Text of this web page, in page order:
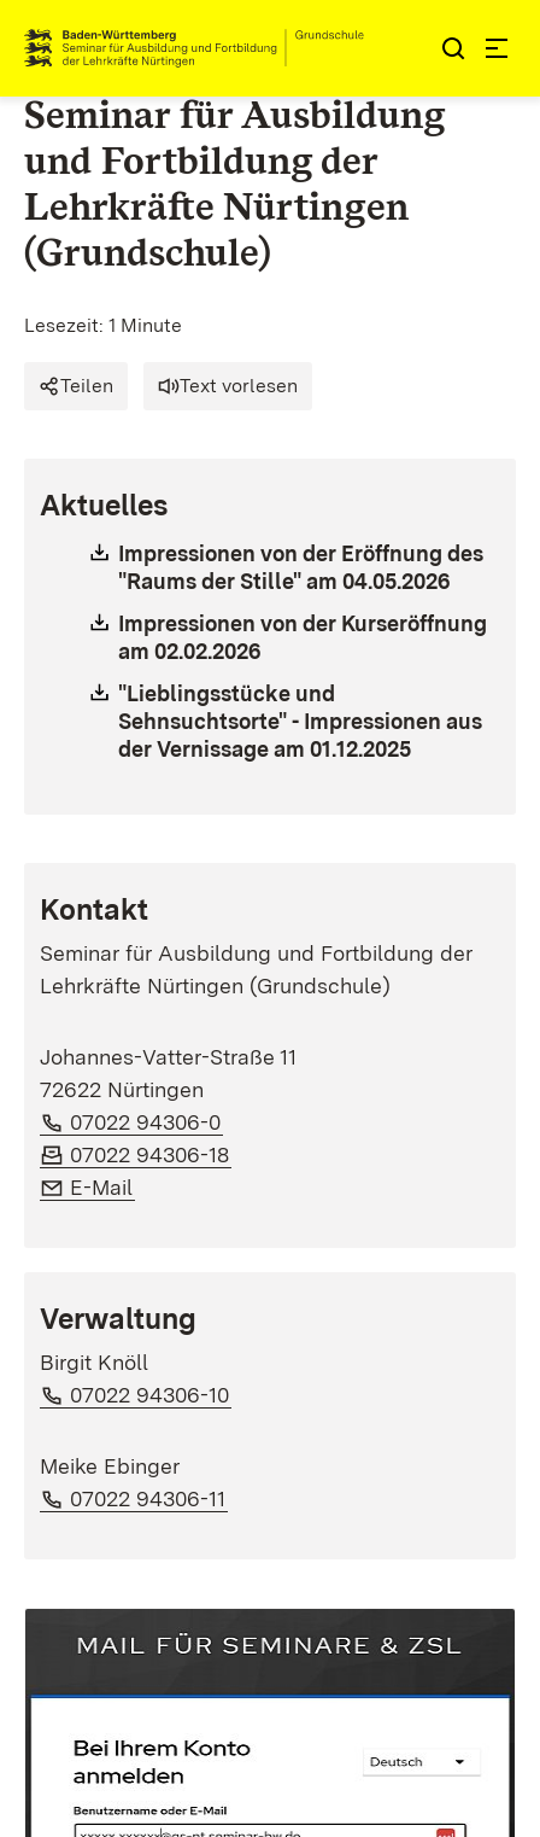
Zum Inhalt springen
Link zur Startseite
Seminar für Ausbildung
und Fortbildung der
Lehrkräfte Nürtingen
(Grundschule)
Lesezeit: 1 Minute
Teilen Text vorlesen
Aktuelles
Download:
Impressionen von der Eröffnung des
"Raums der Stille" am 04.05.2026
Download:
Impressionen von der Kurseröffnung
am 02.02.2026
Download:
"Lieblingsstücke und
Sehnsuchtsorte" - Impressionen aus
der Vernissage am 01.12.2025
Kontakt
Seminar für Ausbildung und Fortbildung der
Lehrkräfte Nürtingen (Grundschule)
Johannes-Vatter-Straße 11
72622 Nürtingen
Telefon:
07022 94306-0
Fax:
07022 94306-18
E-Mail:
E-Mail
Verwaltung
Birgit Knöll
Telefon:
07022 94306-10
Meike Ebinger
Telefon:
07022 94306-11